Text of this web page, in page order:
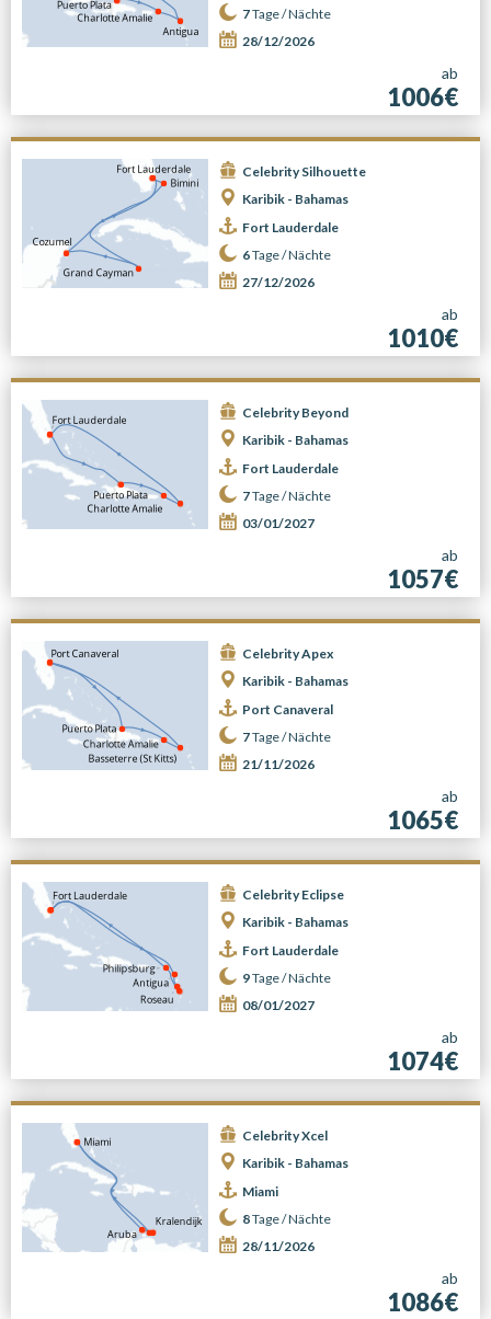
7Tage /Nächte
28/12/2026
ab
1006€
Celebrity Silhouette
Karibik - Bahamas
Fort Lauderdale
6Tage /Nächte
27/12/2026
ab
1010€
Celebrity Beyond
Karibik - Bahamas
Fort Lauderdale
7Tage /Nächte
03/01/2027
ab
1057€
Celebrity Apex
Karibik - Bahamas
Port Canaveral
7Tage /Nächte
21/11/2026
ab
1065€
Celebrity Eclipse
Karibik - Bahamas
Fort Lauderdale
9Tage /Nächte
08/01/2027
ab
1074€
Celebrity Xcel
Karibik - Bahamas
Miami
8Tage /Nächte
28/11/2026
ab
1086€